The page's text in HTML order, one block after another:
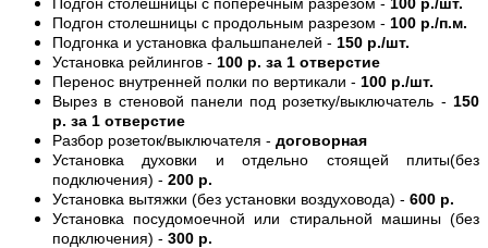
Подгон столешницы с продольным разрезом - 100 р./п.м.
Подгонка и установка фальшпанелей - 150 р./шт.
Установка рейлингов - 100 р. за 1 отверстие
Перенос внутренней полки по вертикали - 100 р./шт.
Вырез в стеновой панели под розетку/выключатель - 150
р. за 1 отверстие
Разбор розеток/выключателя - договорная
Установка духовки и отдельно стоящей плиты(без
подключения) - 200 р.
Установка вытяжки (без установки воздуховода) - 600 р.
Установка посудомоечной или стиральной машины (без
подключения) - 300 р.